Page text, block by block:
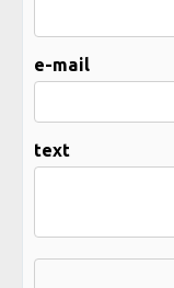
e-mail
text